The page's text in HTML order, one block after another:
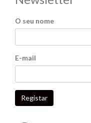
O seu nome
E-mail
Registar